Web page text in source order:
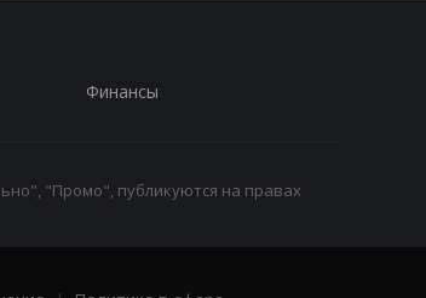
Финансы
"Промо", публикуются на правах